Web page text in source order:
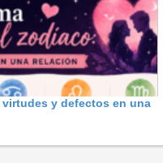
y defectos en una